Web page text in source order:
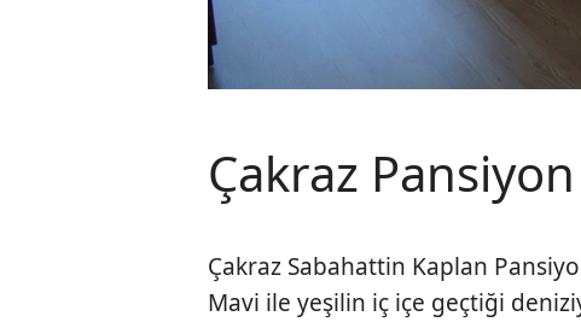
Çakraz Pansiyon
Çakraz Sabahattin Kaplan
Mavi ile yeşilin iç içe geçtiği